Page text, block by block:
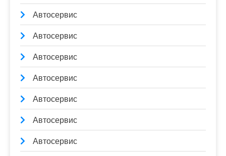
Автосервис
Автосервис
Автосервис
Автосервис
Автосервис
Автосервис
Автосервис